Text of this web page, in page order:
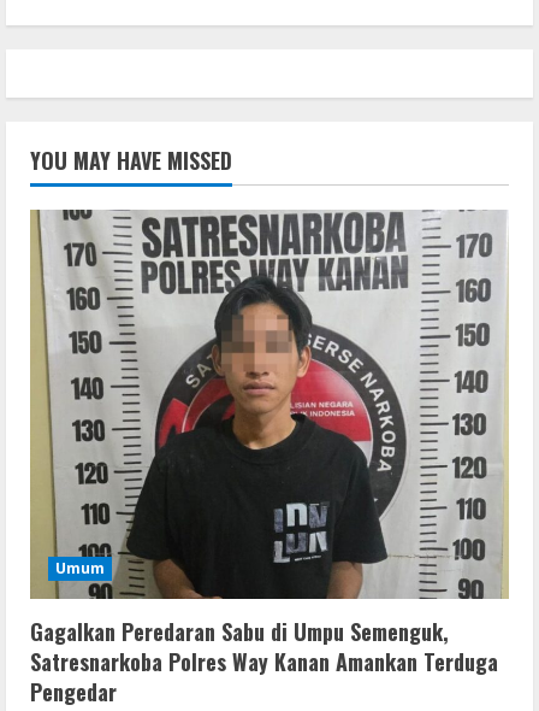
YOU MAY HAVE MISSED
Umum
Gagalkan Peredaran Sabu di Umpu Semenguk,
Satresnarkoba Polres Way Kanan Amankan Terduga
Pengedar